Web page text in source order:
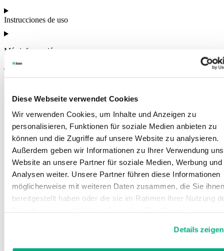
Diese Webseite verwendet Cookies
Wir verwenden Cookies, um Inhalte und Anzeigen zu
personalisieren, Funktionen für soziale Medien anbieten zu
können und die Zugriffe auf unsere Website zu analysieren.
Außerdem geben wir Informationen zu Ihrer Verwendung
Website an unsere Partner für soziale Medien, Werbung und
Analysen weiter. Unsere Partner führen diese Informationen
möglicherweise mit weiteren Daten zusammen, die Sie ihnen
bereitgestellt haben oder die sie im Rahmen Ihrer Nutzung
unsererDatenschutzerklärungundImpressum.
Details zeigen
Instrucciones de uso
Más información
También le podría interesar